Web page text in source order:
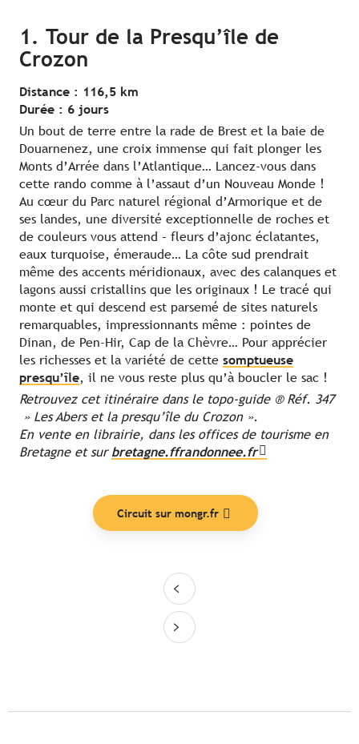
1. Tour de la Presqu’île de
Crozon
Distance : 116,5 km
Durée : 6 jours
Un bout de terre entre la rade de Brest et la baie de
Douarnenez, une croix immense qui fait plonger les
Monts d’Arrée dans l’Atlantique… Lancez-vous dans
cette rando comme à l’assaut d’un Nouveau Monde !
Au cœur du Parc naturel régional d’Armorique et de
ses landes, une diversité exceptionnelle de roches et
de couleurs vous attend – fleurs d’ajonc éclatantes,
eaux turquoise, émeraude… La côte sud prendrait
même des accents méridionaux, avec des calanques et
lagons aussi cristallins que les originaux ! Le tracé qui
monte et qui descend est parsemé de sites naturels
remarquables, impressionnants même : pointes de
Dinan, de Pen-Hir, Cap de la Chèvre… Pour apprécier
les richesses et la variété de cette somptueuse
presqu’île, il ne vous reste plus qu’à boucler le sac !
Retrouvez cet itinéraire dans le topo-guide ® Réf. 347
» Les Abers et la presqu’île du Crozon ».
En vente en librairie, dans les offices de tourisme en
Bretagne et sur bretagne.ffrandonnee.fr
Circuit sur mongr.fr